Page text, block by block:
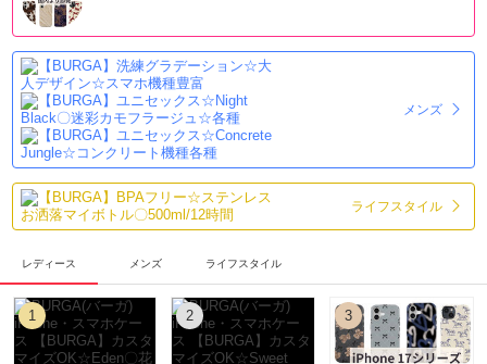
メンズ
ライフスタイル
レディース メンズ ライフスタイル
1 2 3